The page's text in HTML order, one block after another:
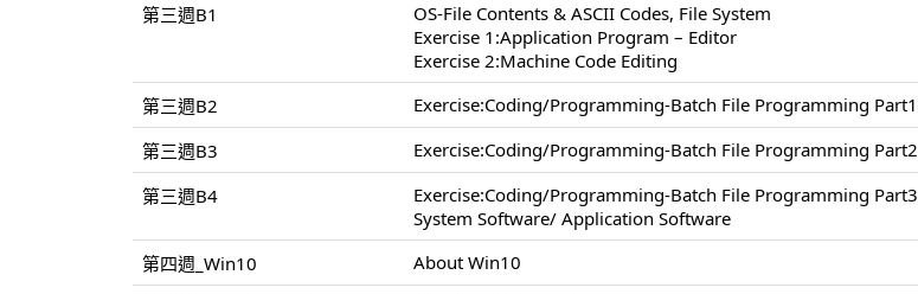
第三週B1
OS-File Contents & ASCII Codes, File System
Exercise 1:Application Program – Editor
Exercise 2:Machine Code Editing
第三週B2 Exercise:Coding/Programming-Batch File Programming Part1
第三週B3
Exercise:Coding/Programming-Batch File Programming Part2
第三週B4
Exercise:Coding/Programming-Batch File Programming Part3
System Software/ Application Software
第四週_Win10 About Win10